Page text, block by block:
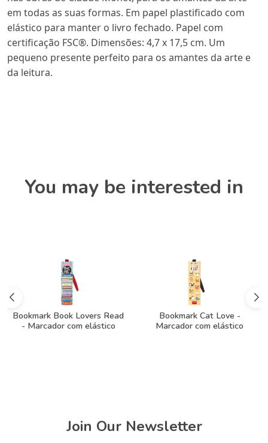
em todas as suas formas. Em papel plastificado com
elástico para manter o livro fechado. Papel com
certificação FSC®. Dimensões: 4,7 x 17,5 cm. Um
pequeno presente perfeito para os amantes da arte e
da leitura.
You may be interested in
Bookmark Book Lovers Read
- Marcador com elástico
Bookmark Cat Love -
Marcador com elástico
Join Our Newsletter